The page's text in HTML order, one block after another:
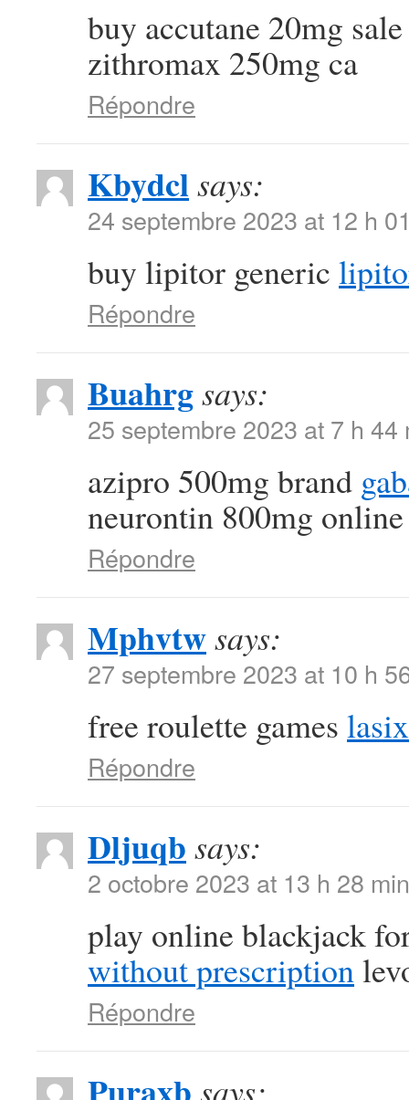
buy accutane 20mg
zithromax 250mg ca
Répondre
Kbydclsays:
24 septembre 2023 at 12 h
buy lipitor generic
Répondre
Buahrgsays:
25 septembre 2023 at 7 h 44
azipro 500mg brand
neurontin 800mg online
Répondre
Mphvtwsays:
27 septembre 2023 at 10 h
free roulette games
Répondre
Dljuqb says:
2 octobre 2023 at 13 h 28 min
play online blackjack
without prescription
Répondre
says: